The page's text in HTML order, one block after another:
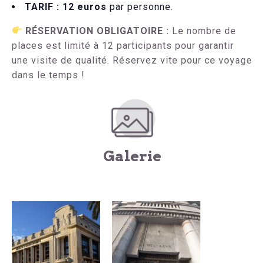
TARIF : 12 euros par personne.
RÉSERVATION OBLIGATOIRE : Le nombre de
places est limité à 12 participants pour garantir
une visite de qualité. Réservez vite pour ce voyage
dans le temps !
Galerie